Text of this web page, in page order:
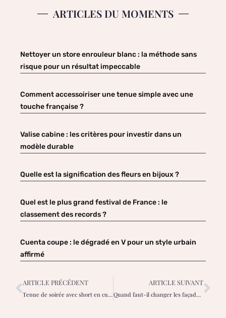
ARTICLES DU MOMENTS
Nettoyer un store enrouleur blanc : la méthode sans
risque pour un résultat impeccable
Comment accessoiriser une tenue simple avec une
touche française ?
Valise cabine : les critères pour investir dans un
modèle durable
Quelle est la signification des fleurs en bijoux ?
Quel est le plus grand festival de France : le
classement des records ?
Cuenta coupe : le dégradé en V pour un style urbain
affirmé
ARTICLE PRÉCÉDENT
Tenue de soirée avec short en cuir : les 7 façons d’adopter le look élégant
ARTICLE SUIVANT
Quand faut-il changer les façades d’une cuisine et quels sont les signes d’usure ?